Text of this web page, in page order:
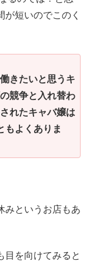
が短いのでこのく
きたいと思うキ
競争と入れ替わ
れたキャバ嬢は
もよくありま
みというお店もあ
目を向けてみると